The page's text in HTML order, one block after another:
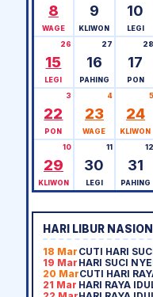
8
WAGE
9
KLIWON
10
LEGI
15
26
LEGI
16
27
PAHING
17
28
PON
22
3
PON
23
4
WAGE
24
5
KLIWON
29
10
KLIWON
30
11
LEGI
31
12
PAHING
HARI LIBUR
18 Mar CUTI HARI
19 Mar HARI SUCI
20 MarCUTI HARI
21 Mar HARI RAYA